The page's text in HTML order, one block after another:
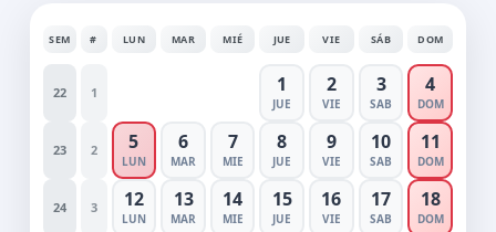
SEM # LUN MAR MIÉ JUE VIE SÁB DOM
22 1 1
JUE
2
VIE
3
SAB
4
DOM
23 2 5
LUN
6
MAR
7
MIE
8
JUE
9
VIE
10
SAB
11
DOM
24 3 12
LUN
13
MAR
14
MIE
15
JUE
16
VIE
17
SAB
18
DOM